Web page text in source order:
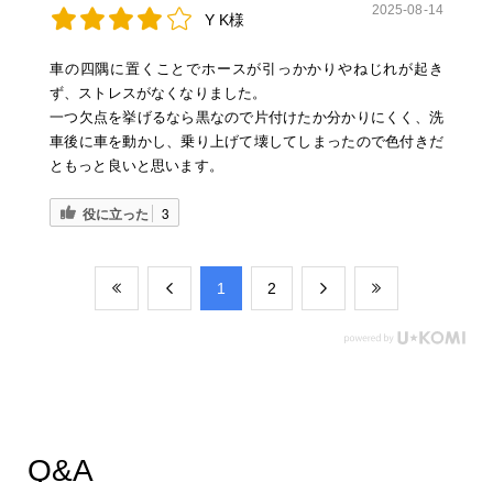
Y K様
2025-08-14
車の四隅に置くことでホースが引っかかりやねじれが起き
ず、ストレスがなくなりました。
一つ欠点を挙げるなら黒なので片付けたか分かりにくく、洗
車後に車を動かし、乗り上げて壊してしまったので色付きだ
ともっと良いと思います。
役に立った 3
​1 ​2
Q&A